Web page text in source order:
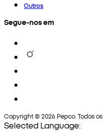
Outros
Segue-nos em
Copyright © 2026 Pepco. Todos os
Selected Language: